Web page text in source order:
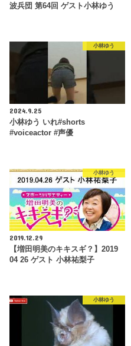
波兵団 第64回 ゲスト小林ゆう
小林ゆう
2024.9.25
小林ゆう いれ#shorts
#voiceactor #声優
小林ゆう
2019.12.29
【増田明美のキキスギ？】2019
04 26 ゲスト 小林祐梨子
小林ゆう